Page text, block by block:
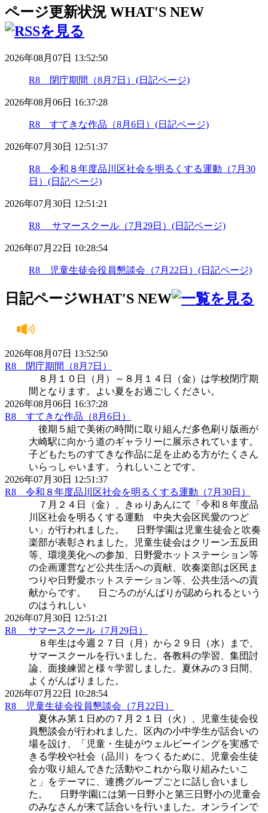
ページ更新状況 WHAT'S NEW
2026年08月07日 13:52:50
R8 閉庁期間（8月7日）(日記ページ)
2026年08月06日 16:37:28
R8 すてきな作品（8月6日）(日記ページ)
2026年07月30日 12:51:37
R8 令和８年度品川区社会を明るくする運動（7月30
日）(日記ページ)
2026年07月30日 12:51:21
R8 サマースクール（7月29日）(日記ページ)
2026年07月22日 10:28:54
R8 児童生徒会役員懇談会（7月22日）(日記ページ)
日記ページWHAT'S NEW
2026年08月07日 13:52:50
R8 閉庁期間（8月7日）
８月１０日（月）～８月１４日（金）は学校閉庁期
間となります。よい夏をお過ごしください。
2026年08月06日 16:37:28
R8 すてきな作品（8月6日）
後期５組で美術の時間に取り組んだ多色刷り版画が
大崎駅に向かう道のギャラリーに展示されています。
子どもたちのすてきな作品に足を止める方がたくさん
いらっしゃいます。うれしいことです。
2026年07月30日 12:51:37
R8 令和８年度品川区社会を明るくする運動（7月30日）
７月２４日（金）、きゅりあんにて「令和８年度品
川区社会を明るくする運動 中央大会区民愛のつど
い」が行われました。 日野学園は児童生徒会と吹奏
楽部が表彰されました。児童生徒会はクリーン五反田
等、環境美化への参加、日野愛ホットステーション等
の企画運営など公共生活への貢献、吹奏楽部は区民ま
つりや日野愛ホットステーション等、公共生活への貢
献からです。 日ごろのがんばりが認められるという
のはうれしい
2026年07月30日 12:51:21
R8 サマースクール（7月29日）
８年生は今週２７日（月）から２９日（水）まで、
サマースクールを行いました。各教科の学習、集団討
論、面接練習と様々学習しました。夏休みの３日間、
よくがんばりました。
2026年07月22日 10:28:54
R8 児童生徒会役員懇談会（7月22日）
夏休み第１日めの７月２１日（火）、児童生徒会役
員懇談会が行われました。区内の小中学生が話合いの
場を設け、「児童・生徒がウェルビーイングを実感で
きる学校や社会（品川）をつくるために、児童会生徒
会が取り組んできた活動やこれから取り組みたいこ
と」をテーマに、連携グループごとに話し合いまし
た。 日野学園には第一日野小と第三日野小の児童会
のみなさんが来て話合いを行いました。オンラインで